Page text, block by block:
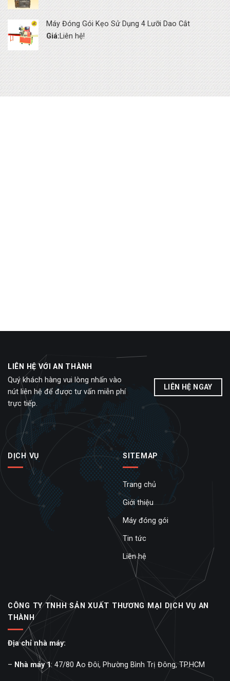
Máy Đóng Gói Kẹo Sử Dụng 4 Lưỡi Dao Cắt
Giá:Liên hệ!
LIÊN HỆ VỚI AN THÀNH
Quý khách hàng vui lòng nhấn vào
nút liên hệ để được tư vấn miễn phí
trực tiếp.
LIÊN HỆ NGAY
DỊCH VỤ SITEMAP
Trang chủ
Giới thiệu
Máy đóng gói
Tin tức
Liên hệ
CÔNG TY TNHH SẢN XUẤT THƯƠNG MẠI DỊCH VỤ AN
THÀNH
Địa chỉ nhà máy:
– Nhà máy 1: 47/80 Ao Đôi, Phường Bình Trị Đông, TP.HCM